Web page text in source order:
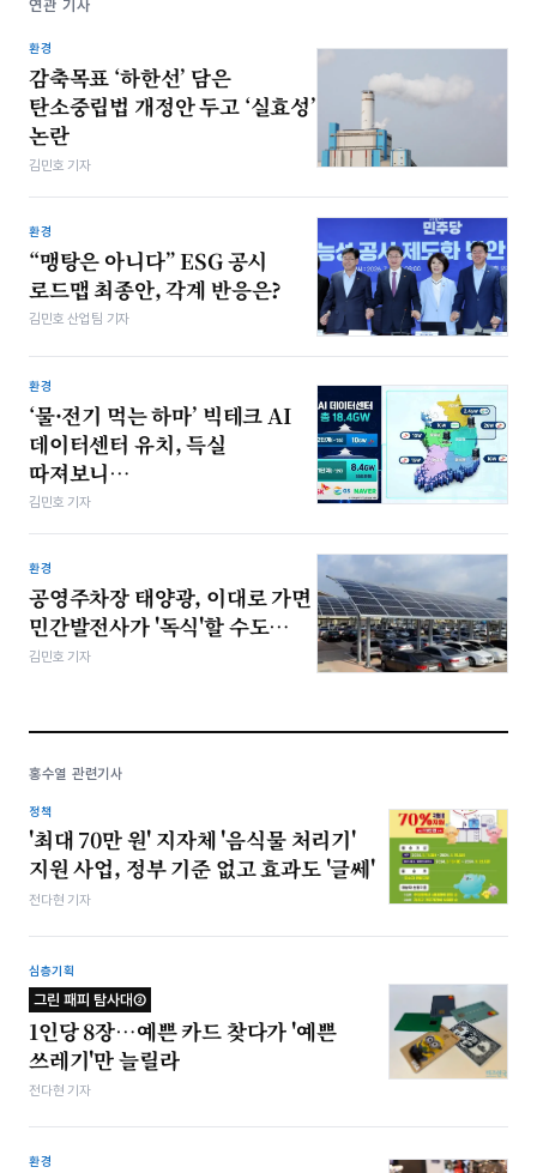
연관 기사
환경
감축목표 ‘하한선’ 담은
탄소중립법 개정안 두고 ‘실효성’
논란
김민호 기자
환경
“맹탕은 아니다” ESG 공시
로드맵 최종안, 각계 반응은?
김민호 산업팀 기자
환경
‘물·전기 먹는 하마’ 빅테크 AI
데이터센터 유치, 득실
따져보니…
김민호 기자
환경
공영주차장 태양광, 이대로 가면
민간발전사가 '독식'할 수도…
김민호 기자
홍수열 관련기사
정책
'최대 70만 원' 지자체 '음식물 처리기'
지원 사업, 정부 기준 없고 효과도 '글쎄'
전다현 기자
심층기획
그린 패피 탐사대②
1인당 8장…예쁜 카드 찾다가 '예쁜
쓰레기'만 늘릴라
전다현 기자
환경